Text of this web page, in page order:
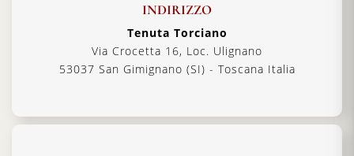
INDIRIZZO
Tenuta Torciano
Via Crocetta 16, Loc. Ulignano
53037 San Gimignano (SI) - Toscana Italia